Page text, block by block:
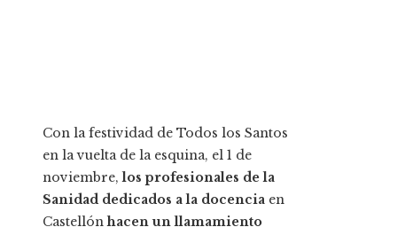
Con la festividad de Todos los Santos
en la vuelta de la esquina, el 1 de
noviembre,los profesionales de la
Sanidad dedicados a la docencia en
Castellónhacen un llamamiento